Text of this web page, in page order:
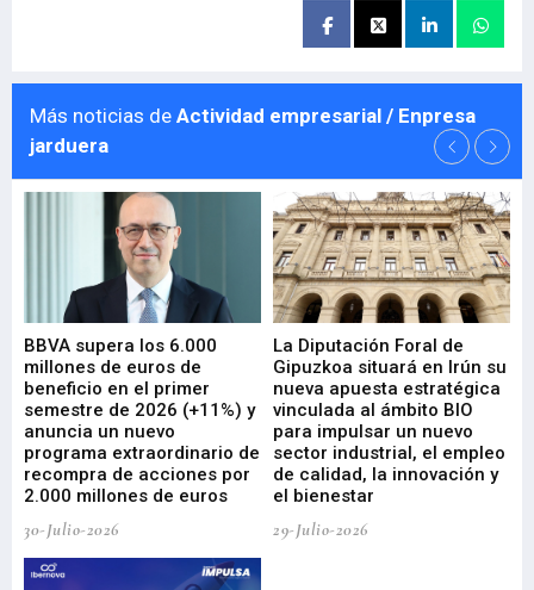
Más noticias de Actividad empresarial / Enpresa
jarduera
BBVA supera los 6.000
millones de euros de
beneficio en el primer
semestre de 2026 (+11%) y
anuncia un nuevo
programa extraordinario de
recompra de acciones por
2.000 millones de euros
30-Julio-2026
La Diputación Foral de
Gipuzkoa situará en Irún su
nueva apuesta estratégica
vinculada al ámbito BIO
para impulsar un nuevo
sector industrial, el empleo
de calidad, la innovación y
el bienestar
29-Julio-2026